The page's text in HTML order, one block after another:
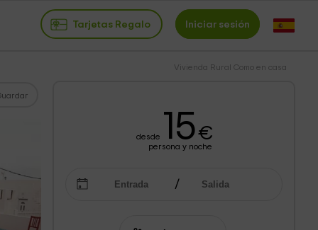
Tarjetas Regalo Iniciar sesión
Vivienda Rural Como en casa
desde 15€
persona y noche